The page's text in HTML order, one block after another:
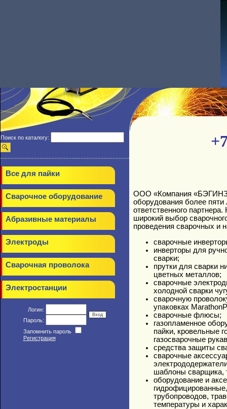
Поиск по каталогу:
Все для пайки
Сварочное оборудование
Абразивные материалы
Электроды
Сварочная проволока
Электростанции
Логин:
Пароль:
Запомнить пароль
Регистрация
ООО «Компания
оборудования более
ответственного
широкий выбор
проведения сварочных и
сварочные
инверторы для
сварки;
прутки для сварки
цветных металлов;
сварочные
холодной сварки
сварочную
упаковках
сварочные флюсы;
газопламенное
пайки, кровельные
газосварочные
средства защиты
сварочные
шаблоны сварщика,
оборудование и
трубопроводов,
температуры и